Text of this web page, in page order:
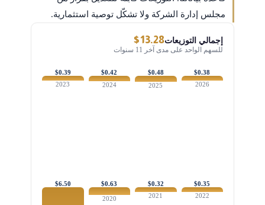
مجلس إدارة الشركة ولا تشكّل توصية استثمارية.
إجمالي التوزيعات$13.28
للسهم الواحد على مدى آخر 11 سنوات
$0.38
2026
$0.48
2025
$0.42
2024
$0.39
2023
$0.35
2022
$0.32
2021
$0.63
2020
$6.50